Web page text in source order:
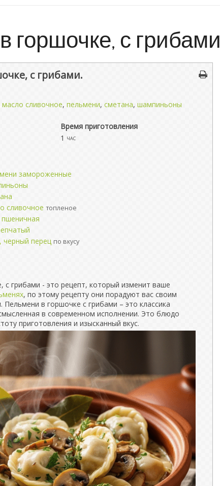
горшочке, с грибами
с грибами.
масло сливочное, пельмени, сметана, шампиньоны
Время приготовления
1 час
замороженные
сливочное топленое
черный перец по вкусу
с грибами - это рецепт, который изменит ваше
, по этому рецепту они порадуют вас своим
в горшочке с грибами – это классика
в современном исполнении. Это блюдо
приготовления и изысканный вкус.